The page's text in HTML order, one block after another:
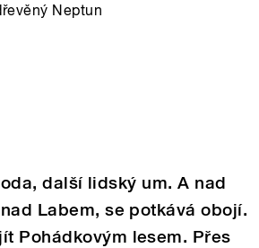
Neptun
další lidský um. A nad
Labem, se potkává obojí.
Pohádkovým lesem. Přes